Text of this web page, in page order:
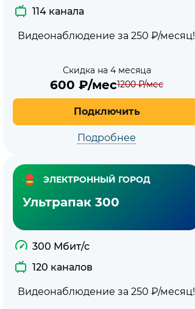
114 канала
Видеонаблюдение за 250 ₽/месяц!
Скидка на 4 месяца
600 ₽/мес1200₽/мес
Подключить
Подробнее
ЭЛЕКТРОННЫЙ ГОРОД
Ультрапак 300
300 Мбит/с
120 каналов
Видеонаблюдение за 250 ₽/месяц!